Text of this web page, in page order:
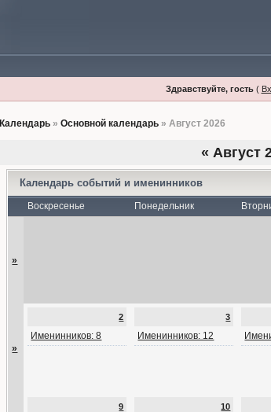
Здравствуйте, гость(
Календарь »Основной календарь » Август 2026
« Август
Календарь событий и именинников
Воскресенье Понедельник
»
»
2
Именинников: 8
3
Именинников: 12
9 10